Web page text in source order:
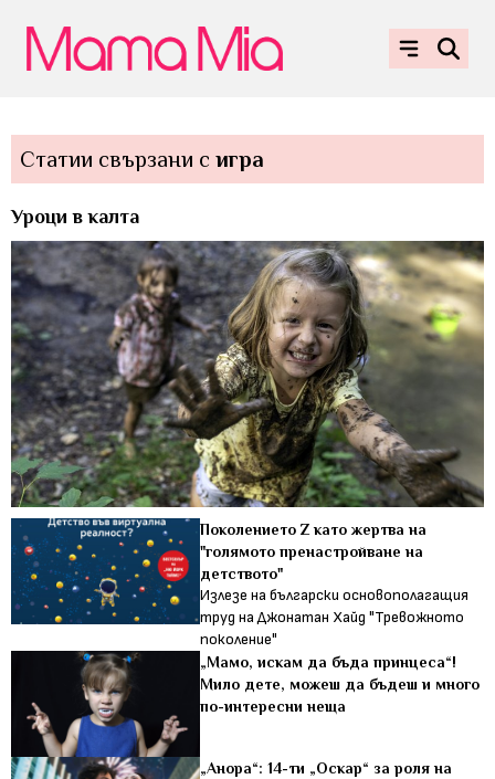
Статии свързани с игра
Уроци в калта
Поколението Z като жертва на
"голямото пренастройване на
детството"
Излезе на български основополагащия
труд на Джонатан Хайд "Тревожното
поколение"
„Мамо, искам да бъда принцеса“!
Мило дете, можеш да бъдеш и много
по-интересни неща
„Анора“: 14-ти „Оскар“ за роля на